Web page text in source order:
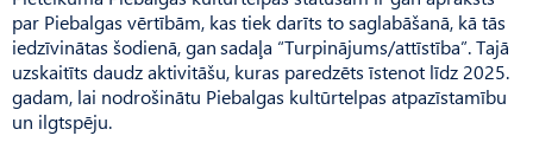
par Piebalgas vērtībām, kas tiek darīts to saglabāšanā, kā tās
iedzīvinātas šodienā, gan sadaļa “Turpinājums/attīstība”. Tajā
uzskaitīts daudz aktivitāšu, kuras paredzēts īstenot līdz 2025.
gadam, lai nodrošinātu Piebal­gas kultūrtelpas atpazīstamību
un ilgtspēju.